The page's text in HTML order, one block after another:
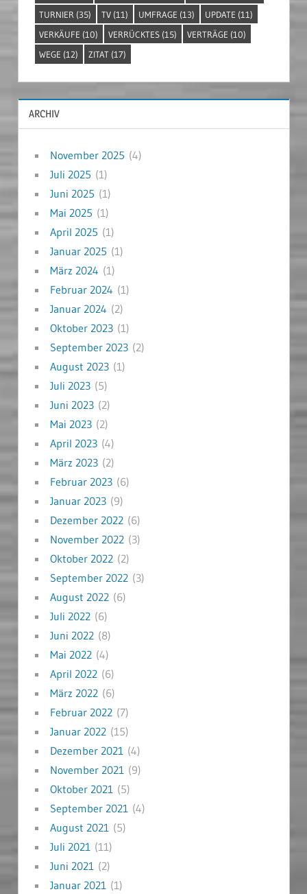
TURNIER (35) TV (11) UMFRAGE (13) UPDATE (11)
VERKÄUFE (10) VERRÜCKTES (15) VERTRÄGE (10)
WEGE (12) ZITAT (17)
ARCHIV
November 2025 (4)
Juli 2025 (1)
Juni 2025 (1)
Mai 2025 (1)
April 2025 (1)
Januar 2025 (1)
März 2024 (1)
Februar 2024 (1)
Januar 2024 (2)
Oktober 2023(1)
September 2023(2)
August 2023(1)
Juli 2023(5)
Juni 2023(2)
Mai 2023(2)
April 2023(4)
März 2023(2)
Februar 2023(6)
Januar 2023(9)
Dezember 2022(6)
November 2022(3)
Oktober 2022(2)
September 2022(3)
August 2022(6)
Juli 2022(6)
Juni 2022(8)
Mai 2022(4)
April 2022(6)
März 2022(6)
Februar 2022(7)
Januar 2022(15)
Dezember 2021(4)
November 2021(9)
Oktober 2021(5)
September 2021(4)
August 2021(5)
Juli 2021(11)
Juni 2021(2)
Januar 2021(1)